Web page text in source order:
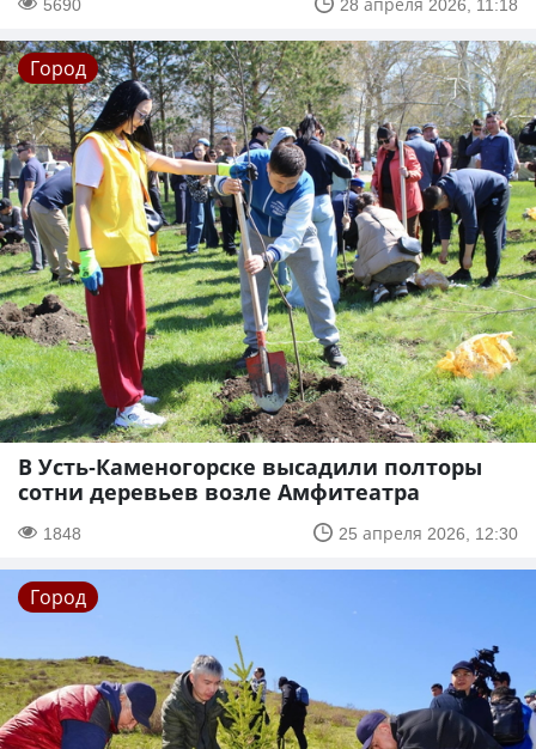
Город
В Усть-Каменогорске высадили полторы
сотни деревьев возле Амфитеатра
1848 25 апреля 2026, 12:30
Город